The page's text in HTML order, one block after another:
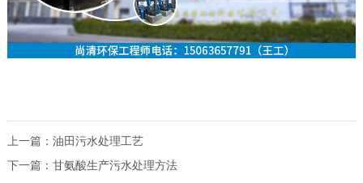
上一篇： 油田污水处理工艺
下一篇： 甘氨酸生产污水处理方法